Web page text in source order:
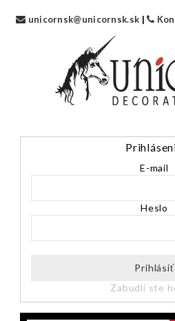
unicornsk@unicornsk.sk |
E-mail
Heslo
Prihlásiť
Zabudli ste